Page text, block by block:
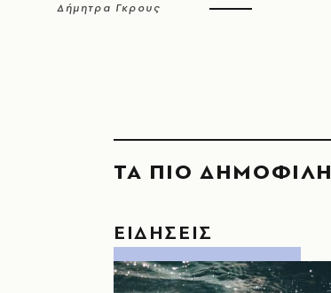
Δήμητρα Γκρους
ΤΑ ΠΙΟ ΔΗΜΟΦΙΛΗ
ΕΙΔΗΣΕΙΣ